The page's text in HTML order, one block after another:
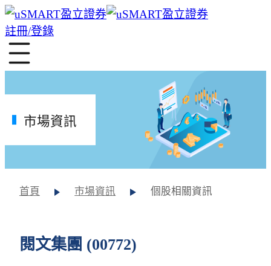
註冊/登錄
市場資訊
首頁 市場資訊 個股相關資訊
閱文集團 (00772)